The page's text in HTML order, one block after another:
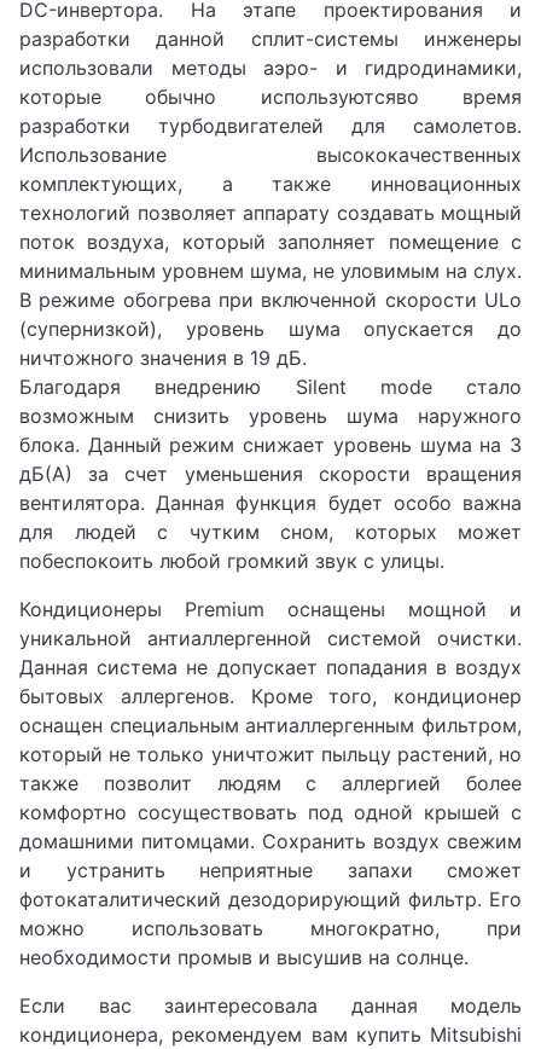
DC-инвертора. На этапе проектирования и
разработки данной сплит-системы инженеры
использовали методы аэро- и гидродинамики,
которые обычно используютсяво время
разработки турбодвигателей для самолетов.
Использование высококачественных
комплектующих, а также инновационных
технологий позволяет аппарату создавать мощный
поток воздуха, который заполняет помещение с
минимальным уровнем шума, не уловимым на слух.
В режиме обогрева при включенной скорости ULo
(супернизкой), уровень шума опускается до
ничтожного значения в 19 дБ.
Благодаря внедрению Silent mode стало
возможным снизить уровень шума наружного
блока. Данный режим снижает уровень шума на 3
дБ(А) за счет уменьшения скорости вращения
вентилятора. Данная функция будет особо важна
для людей с чутким сном, которых может
побеспокоить любой громкий звук с улицы.
Кондиционеры Premium оснащены мощной и
уникальной антиаллергенной системой очистки.
Данная система не допускает попадания в воздух
бытовых аллергенов. Кроме того, кондиционер
оснащен специальным антиаллергенным фильтром,
который не только уничтожит пыльцу растений, но
также позволит людям с аллергией более
комфортно сосуществовать под одной крышей с
домашними питомцами. Сохранить воздух свежим
и устранить неприятные запахи сможет
фотокаталитический дезодорирующий фильтр. Его
можно использовать многократно, при
необходимости промыв и высушив на солнце.
Если вас заинтересовала данная модель
кондиционера, рекомендуем вам купить Mitsubishi